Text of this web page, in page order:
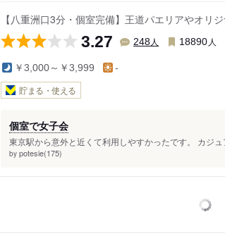
【八重洲口3分・個室完備】王道パエリアやオリ
3.27 248人 18890 人
￥3,000～￥3,999 -
貯まる・使える
個室で女子会
東京駅から意外と近くて利用しやすかったです。 カジ
by potesie(175)